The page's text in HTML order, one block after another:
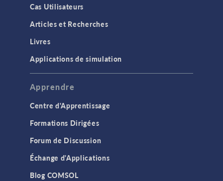
Cas Utilisateurs
Articles et Recherches
Livres
Applications de simulation
Apprendre
Centre d'Apprentissage
Formations Dirigées
Forum de Discussion
Échange d'Applications
Blog COMSOL